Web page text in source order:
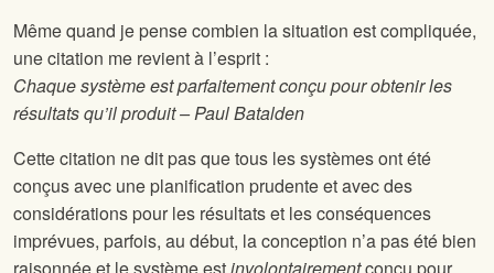
Même quand je pense combien la situation est compliquée,
une citation me revient à l’esprit :
Chaque système est parfaitement conçu pour obtenir les
résultats qu’il produit – Paul Batalden
Cette citation ne dit pas que tous les systèmes ont été
conçus avec une planification prudente et avec des
considérations pour les résultats et les conséquences
imprévues, parfois, au début, la conception n’a pas été bien